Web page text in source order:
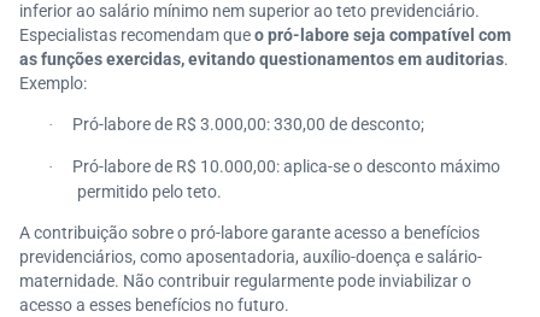
inferior ao salário mínimo nem superior ao teto previdenciário.
Especialistas recomendam queo pró-labore seja compatível com
as funções exercidas, evitando questionamentos em auditorias.
Exemplo:
· Pró-labore de R$ 3.000,00: 330,00 de desconto;
·
Pró-labore de R$ 10.000,00: aplica-se o desconto máximo
permitido pelo teto.
A contribuição sobre o pró-labore garante acesso a benefícios
previdenciários, como aposentadoria, auxílio-doença e salário-
maternidade. Não contribuir regularmente pode inviabilizar o
acesso a esses benefícios no futuro.